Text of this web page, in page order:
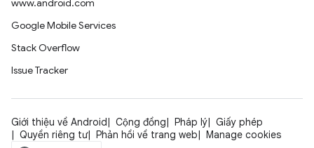
www.android.com
Google Mobile Services
Stack Overflow
Issue Tracker
Giới thiệu về Android Cộng đồng Pháp lý
Giấy phép
Quyền riêng tư
Phản hồi về trang web Manage cookies